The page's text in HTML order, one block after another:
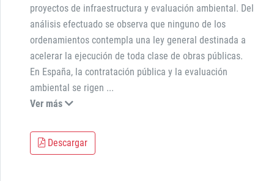
proyectos de infraestructura y evaluación ambiental. Del
análisis efectuado se observa que ninguno de los
ordenamientos contempla una ley general destinada a
acelerar la ejecución de toda clase de obras públicas.
En España, la contratación pública y la evaluación
ambiental se rigen ...
Ver más
Descargar